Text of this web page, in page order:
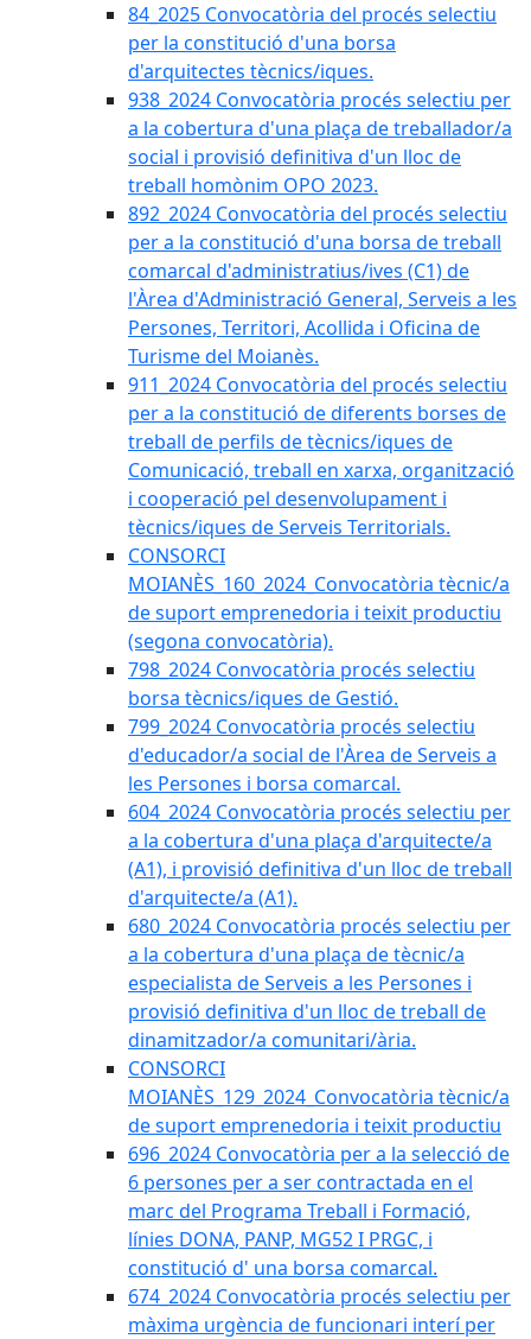
84_2025 Convocatòria del procés selectiu
per la constitució d'una borsa
d'arquitectes tècnics/iques.
938_2024 Convocatòria procés selectiu per
a la cobertura d'una plaça de treballador/a
social i provisió definitiva d'un lloc de
treball homònim OPO 2023.
892_2024 Convocatòria del procés selectiu
per a la constitució d'una borsa de treball
comarcal d'administratius/ives (C1) de
l'Àrea d'Administració General, Serveis a les
Persones, Territori, Acollida i Oficina de
Turisme del Moianès.
911_2024 Convocatòria del procés selectiu
per a la constitució de diferents borses de
treball de perfils de tècnics/iques de
Comunicació, treball en xarxa, organització
i cooperació pel desenvolupament i
tècnics/iques de Serveis Territorials.
CONSORCI
MOIANÈS_160_2024_Convocatòria tècnic/a
de suport emprenedoria i teixit productiu
(segona convocatòria).
798_2024 Convocatòria procés selectiu
borsa tècnics/iques de Gestió.
799_2024 Convocatòria procés selectiu
d'educador/a social de l'Àrea de Serveis a
les Persones i borsa comarcal.
604_2024 Convocatòria procés selectiu per
a la cobertura d'una plaça d'arquitecte/a
(A1), i provisió definitiva d'un lloc de treball
d'arquitecte/a (A1).
680_2024 Convocatòria procés selectiu per
a la cobertura d'una plaça de tècnic/a
especialista de Serveis a les Persones i
provisió definitiva d'un lloc de treball de
dinamitzador/a comunitari/ària.
CONSORCI
MOIANÈS_129_2024_Convocatòria tècnic/a
de suport emprenedoria i teixit productiu
696_2024 Convocatòria per a la selecció de
6 persones per a ser contractada en el
marc del Programa Treball i Formació,
línies DONA, PANP, MG52 I PRGC, i
constitució d' una borsa comarcal.
674_2024 Convocatòria procés selectiu per
màxima urgència de funcionari interí per